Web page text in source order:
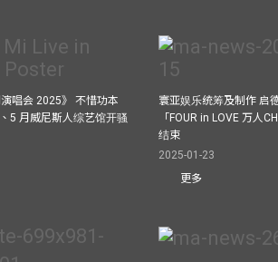
演唱会 2025》 不惜功本
5 月威尼斯人综艺馆开骚
寰亚娱乐统筹及制作 启
「FOUR in LOVE 万人
结束
2025-01-23
更多